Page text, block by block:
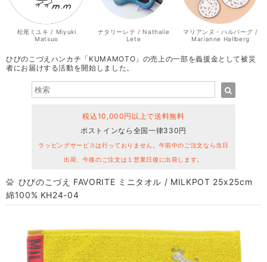
松尾ミユキ / Miyuki
Matsuo
ナタリーレテ / Nathalie
Lete
マリアンヌ・ハルバーグ /
Marianne Hallberg
ひびのこづえハンカチ「KUMAMOTO」の売上の一部を義援金として被災
者にお届けする活動を開始しました。
税込10,000円以上で送料無料
ポストインなら全国一律330円
ラッピングサービスは行っておりません。午前中のご注文なら当日
出荷、午後のご注文は１営業日後に出荷します。
ひびのこづえ FAVORITE ミニタオル / MILKPOT 25x25cm
綿100% KH24-04